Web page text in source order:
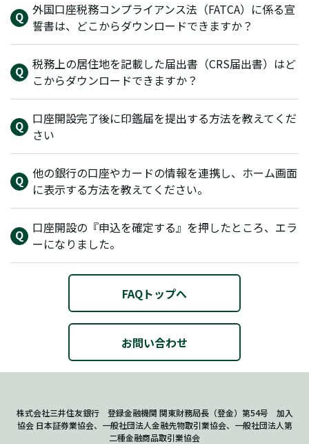
外国口座税務コンプライアンス法（FATCA）に係る宣
誓書は、どこからダウンロードできますか？
税務上の居住地を記載した届出書（CRS届出書）はど
こからダウンロードできますか？
口座開設完了後に印鑑届を提出する方法を教えてくだ
さい
他の銀行の口座やカードの情報を連携し、ホーム画面
に表示する方法を教えてください。
口座開設の『申込を確定する』を押したところ、エラ
ーになりました。
FAQトップへ
お問い合わせ
株式会社三井住友銀行 登録金融機関 関東財務局長（登金）第54号 加入
協会 日本証券業協会、一般社団法人金融先物取引業協会、一般社団法人第
二種金融商品取引業協会